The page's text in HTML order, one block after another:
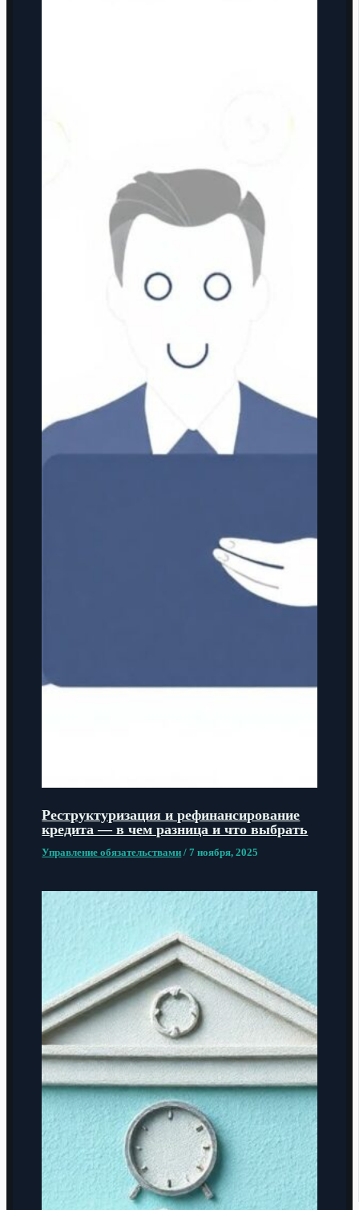
Реструктуризация и рефинансирование
кредита — в чем разница и что выбрать
Управление обязательствами /7 ноября, 2025